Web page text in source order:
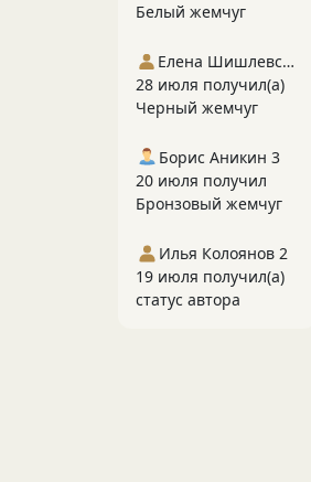
Белый жемчуг
Елена Шишлевская
28 июля получил(а)
Черный жемчуг
Борис Аникин 3
20 июля получил
Бронзовый жемчуг
Илья Колоянов 2
19 июля получил(а)
статус автора